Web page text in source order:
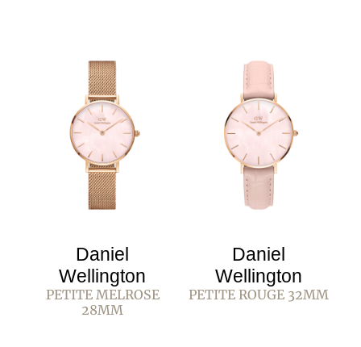
Daniel
Wellington
PETITE MELROSE
28MM
Daniel
Wellington
PETITE ROUGE 32MM